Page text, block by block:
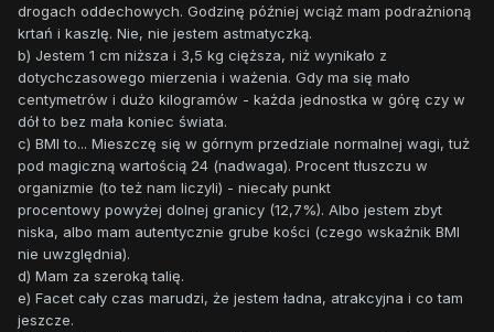
drogach oddechowych. Godzinę później wciąż mam podrażnioną
krtań i kaszlę. Nie, nie jestem astmatyczką.
b) Jestem 1 cm niższa i 3,5 kg cięższa, niż wynikało z
dotychczasowego mierzenia i ważenia. Gdy ma się mało
centymetrów i dużo kilogramów - każda jednostka w górę czy w
dół to bez mała koniec świata.
c) BMI to... Mieszczę się w górnym przedziale normalnej wagi, tuż
pod magiczną wartością 24 (nadwaga). Procent tłuszczu w
organizmie (to też nam liczyli) - niecały punkt
procentowy powyżej dolnej granicy (12,7%). Albo jestem zbyt
niska, albo mam autentycznie grube kości (czego wskaźnik BMI
nie uwzględnia).
d) Mam za szeroką talię.
e) Facet cały czas marudzi, że jestem ładna, atrakcyjna i co tam
jeszcze.